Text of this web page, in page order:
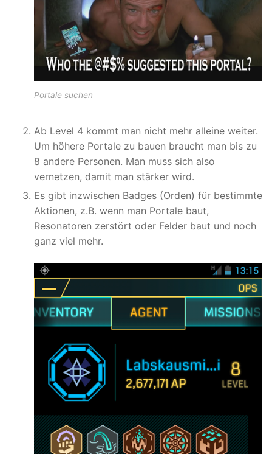
Portale suchen
Ab Level 4 kommt man nicht mehr alleine weiter.
Um höhere Portale zu bauen braucht man bis zu
8 andere Personen. Man muss sich also
vernetzen, damit man stärker wird.
Es gibt inzwischen Badges (Orden) für bestimmte
Aktionen, z.B. wenn man Portale baut,
Resonatoren zerstört oder Felder baut und noch
ganz viel mehr.